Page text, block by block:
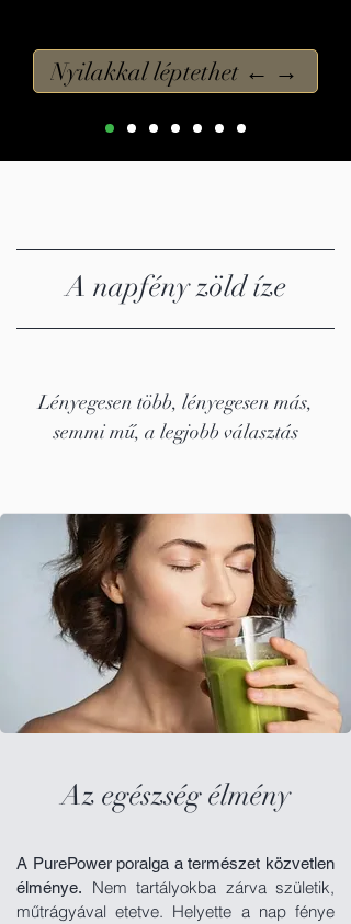
Nyilakkal léptethet ← →
A napfény zöld íze
Lényegesen több, lényegesen más,
semmi mű, a legjobb választás
Az egészség élmény
A PurePower poralga a természet közvetlen
élménye. Nem tartályokba zárva születik,
műtrágyával etetve. Helyette a nap fénye